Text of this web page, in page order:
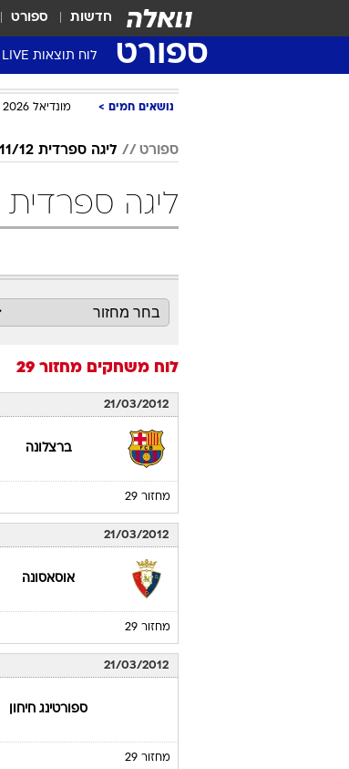
חדשות ספורט
ספורט לוח תוצאות LIVE
נושאים חמים מונדיאל 2026
ספורט ליגה ספרדית 2011/12
ליגה ספרדית 2011/12 מחזור 29 כדורגל
לוח משחקים מחזור 29
21/03/2012
ברצלונה
מחזור 29
21/03/2012
אוסאסונה
מחזור 29
21/03/2012
ספורטינג חיחון
מחזור 29